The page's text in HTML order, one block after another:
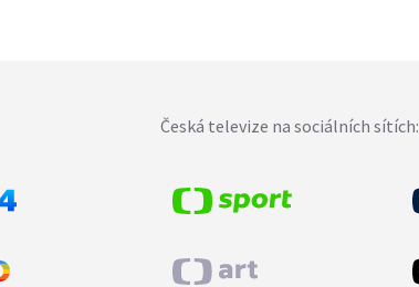
Česká televize na sociálních sítích: